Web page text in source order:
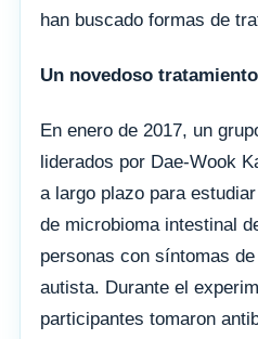
han buscado formas de
Un novedoso tratamiento
En enero de 2017, un
liderados por Dae-Wook
a largo plazo para
de microbioma intestinal
personas con síntomas
autista. Durante el
participantes tomaron